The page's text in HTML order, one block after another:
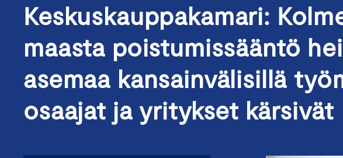
Keskuskauppakamari:
maasta poistumissääntö
asemaa kansainvälisillä
osaajat ja yritykset kärsivät